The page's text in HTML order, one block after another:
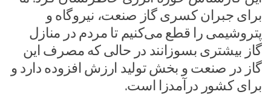
برای جبران کسری گاز صنعت، نیروگاه و
پتروشیمی را قطع می‌کنیم تا مردم در منازل
گاز بیشتری بسوزانند در حالی که مصرف این
گاز در صنعت و بخش تولید ارزش افزوده دارد و
برای کشور درآمدزا است.